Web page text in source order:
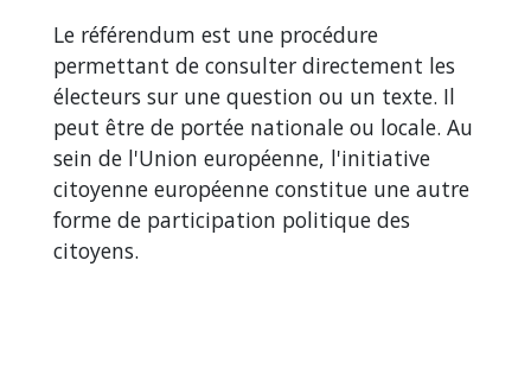
Le référendum est une procédure
permettant de consulter directement les
électeurs sur une question ou un texte. Il
peut être de portée nationale ou locale. Au
sein de l'Union européenne, l'initiative
citoyenne européenne constitue une autre
forme de participation politique des
citoyens.